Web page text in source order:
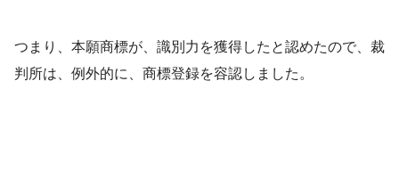
つまり、本願商標が、識別力を獲得したと認めたので、裁
判所は、例外的に、商標登録を容認しました。